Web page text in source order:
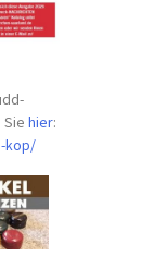
Siehier:
kop/